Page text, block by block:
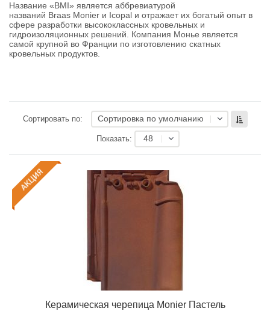
Название «BMI» является аббревиатурой
названий Braas Monier и Icopal и отражает их богатый опыт в
сфере разработки высококлассных кровельных и
гидроизоляционных решений. Компания Монье является
самой крупной во Франции по изготовлению скатных
кровельных продуктов.
Сортировать по: Сортировка по умолчанию
Показать: 48
Керамическая черепица Monier Пастель